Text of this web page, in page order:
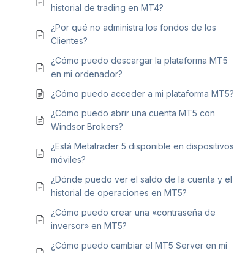
historial de trading en MT4?
¿Por qué no administra los fondos de los
Clientes?
¿Cómo puedo descargar la plataforma MT5
en mi ordenador?
¿Cómo puedo acceder a mi plataforma MT5?
¿Cómo puedo abrir una cuenta MT5 con
Windsor Brokers?
¿Está Metatrader 5 disponible en dispositivos
móviles?
¿Dónde puedo ver el saldo de la cuenta y el
historial de operaciones en MT5?
¿Cómo puedo crear una «contraseña de
inversor» en MT5?
¿Cómo puedo cambiar el MT5 Server en mi